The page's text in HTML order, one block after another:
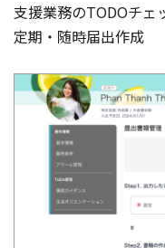
支援業務のTODOチェ
定期・随時届出作成